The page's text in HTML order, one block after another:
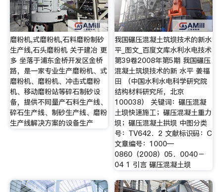
磨粉机,式磨粉机,石料磨粉制砂
生产线,石头磨粉机 关于建冶 更
多 坐落于浦东金桥开发区金桥
路，是一家专业生产磨粉机、式
磨粉机、磨粉机、冲击式磨粉
机、移动磨粉站等碎石制砂设
备，提供不同量产石料生产线、
碎石生产线、制砂生产线、磨粉
生产线解决方案的设备生产
我国碾压混凝土筑坝技术的新水
平_图文_百度文库水利水电技术
第39卷2008年第5期 我国碾压
混凝土筑坝技术的新 水平 姜福
田 （中国水利水电科学研究院
结构材料研究所，北京
100038） 关键词：碾压混凝
土坝快速施工；碾压混凝土重力
坝；碾压混凝土拱坝 中图分类
号：TV642．2 文献标识码：C
文章编号：1000—
0860（2008）05．0040－
04 1 引言 碾压混凝土坝